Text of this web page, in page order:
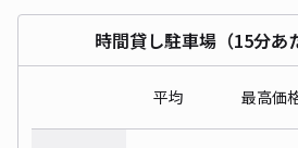
時間貸し駐車場（15分あ
平均 最高価